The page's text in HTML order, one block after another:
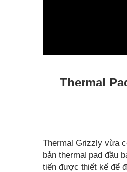
Thermal
Thermal Grizzly vừa
bản thermal pad đầu
tiến được thiết kế để